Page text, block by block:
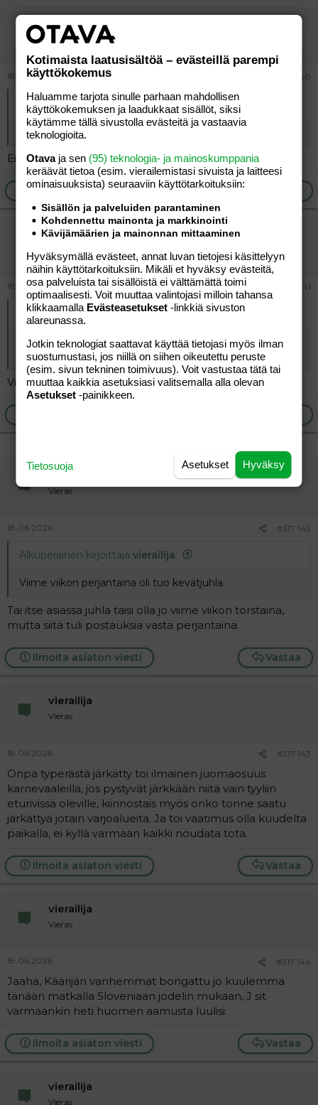
vierailija
Vieras
18.06.2026 #317 140
Alkuperäinen kirjoittajavierailija:
Sitä paitsi K kuolaajat on niitä, jotka eniten haukkuu.
Ei muuten todellakaan ole.
Ilmoita asiaton viesti
vierailija
18.06.2026 #317 141
Alkuperäinen kirjoittajavierailija:
Näin on! Tää on Viaplayn kevätjuhlilta. Millos nää nyt oli,
joku perjantai tässä
Viime viikon perjantaina oli tuo kevätjuhla.
vierailija
Vieras
18.06.2026 #317 142
Alkuperäinen kirjoittaja vierailija:
Viime viikon perjantaina oli tuo kevätjuhla.
Tai itse asiassa juhla taisi olla jo viime viikon torstaina,
mutta siitä tuli postauksia vasta perjantaina.
Vastaa
Ilmoita asiaton viesti
vierailija
Vieras
18.06.2026 #317 143
Onpa typerästä järkätty toi ilmainen juomaosuus
karnevaaleilla, jos pystyvät järkkään niitä vain tyyliin
eturivissä oleville, kiinnostais myös onko tonne saatu
järkättyä jotain varjoalueita. Ja toi vaatimus olla kuudelta
paikalla, ei kyllä varmaan kaikki noudata tota.
Vastaa
Ilmoita asiaton viesti
vierailija
Vieras
18.06.2026 #317 144
Jaaha, Käärijän vanhemmat bongattu jo kuulemma
tänään matkalla Sloveniaan jodelin mukaan, J sit
varmaankin heti huomen aamusta luulisi.
Vastaa
Ilmoita asiaton viesti
vierailija
Vieras
Kotimaista laatusisältöä – evästeillä parempi
käyttökokemus
Haluamme tarjota sinulle parhaan mahdollisen
käyttökokemuksen ja laadukkaat sisällöt, siksi
käytämme tällä sivustolla evästeitä ja vastaavia
teknologioita.
Otavaja sen (95) teknologia- ja mainoskumppania
keräävät tietoa (esim. vierailemis­tasi sivuista ja laitteesi
ominaisuuk­sista) seuraaviin käyttötarkoituksiin:
Sisällön ja palveluiden parantaminen
Kohdennettu mainonta ja markkinointi
Kävijämäärien ja mainonnan mittaaminen
Hyväksymällä evästeet, annat luvan tietojesi käsittelyyn
näihin käyttötarkoituksiin. Mikäli et hyväksy evästeitä,
osa palveluista tai sisällöistä ei välttämättä toimi
optimaalisesti. Voit muuttaa valintojasi milloin tahansa
klikkaamalla Evästeasetukset -linkkiä sivuston
alareunassa.
Jotkin teknologiat saattavat käyttää tietojasi myös ilman
suostumustasi, jos niillä on siihen oikeutettu peruste
(esim. sivun tekninen toimivuus). Voit vastustaa tätä tai
muuttaa kaikkia asetuksiasi valitsemalla alla olevan
Asetukset -painikkeen.
Hyväksy
Asetukset
Tietosuoja